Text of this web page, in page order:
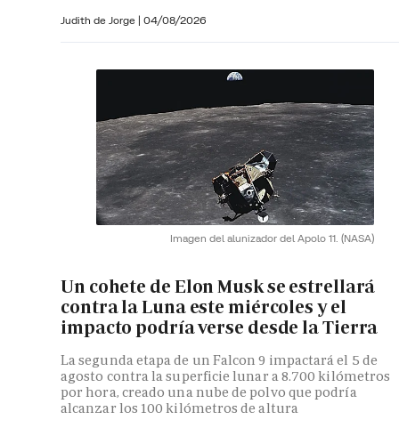
Judith de Jorge | 04/08/2026
Imagen del alunizador del Apolo 11. (NASA)
Un cohete de Elon Musk se estrellará
contra la Luna este miércoles y el
impacto podría verse desde la Tierra
La segunda etapa de un Falcon 9 impactará el 5 de
agosto contra la superficie lunar a 8.700 kilómetros
por hora, creado una nube de polvo que podría
alcanzar los 100 kilómetros de altura